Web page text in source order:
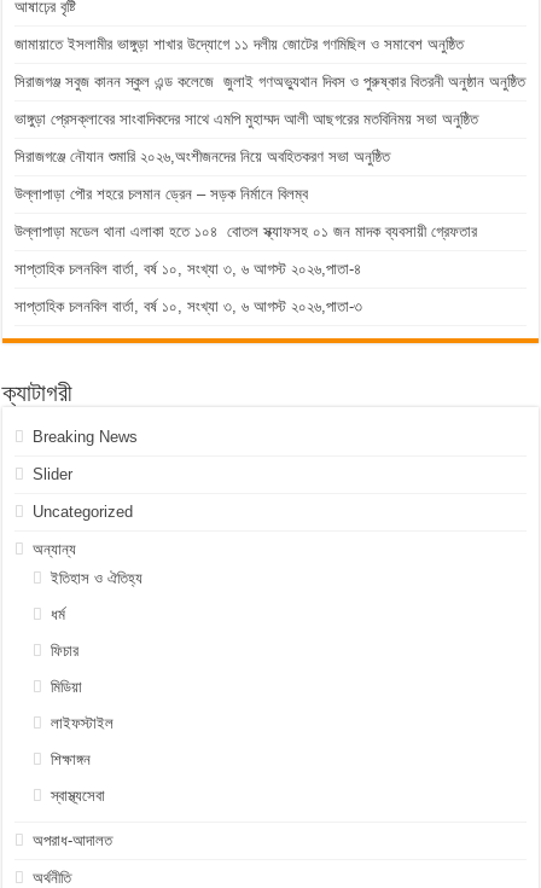
আষাঢ়ের বৃষ্টি
জামায়াতে ইসলামীর ভাঙ্গুড়া শাখার উদ্যোগে ১১ দলীয় জোটের গণমিছিল ও সমাবেশ অনুষ্ঠিত
সিরাজগঞ্জ সবুজ কানন স্কুল এন্ড কলেজে জুলাই গণঅভ্যুথান দিবস ও পুরুষ্কার বিতরনী অনুষ্ঠান অনুষ্ঠিত
ভাঙ্গুড়া প্রেসক্লাবের সাংবাদিকদের সাথে এমপি মুহাম্মদ আলী আছগরের মতবিনিময় সভা অনুষ্ঠিত
সিরাজগঞ্জে নৌযান শুমারি ২০২৬,অংশীজনদের নিয়ে অবহিতকরণ সভা অনুষ্ঠিত
উল্লাপাড়া পৌর শহরে চলমান ড্রেন – সড়ক নির্মানে বিলম্ব
উল্লাপাড়া মডেল থানা এলাকা হতে ১০৪ বোতল স্ক্যাফসহ ০১ জন মাদক ব্যবসায়ী গ্রেফতার
সাপ্তাহিক চলনবিল বার্তা, বর্ষ ১০, সংখ্যা ৩, ৬ আগস্ট ২০২৬,পাতা-৪
সাপ্তাহিক চলনবিল বার্তা, বর্ষ ১০, সংখ্যা ৩, ৬ আগস্ট ২০২৬,পাতা-৩
ক্যাটাগরী
Breaking News
Slider
Uncategorized
অন্যান্য
ইতিহাস ও ঐতিহ্য
ধর্ম
ফিচার
মিডিয়া
লাইফস্টাইল
শিক্ষাঙ্গন
স্বাস্থ্যসেবা
অপরাধ-আদালত
অর্থনীতি